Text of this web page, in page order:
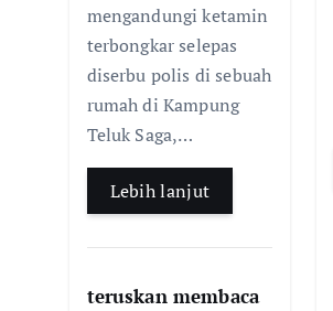
mengandungi ketamin
terbongkar selepas
diserbu polis di sebuah
rumah di Kampung
Teluk Saga,…
Lebih lanjut
teruskan membaca